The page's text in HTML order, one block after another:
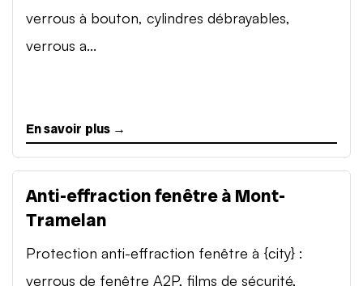
verrous à bouton, cylindres débrayables,
verrous a...
En savoir plus →
Anti-effraction fenêtre à Mont-
Tramelan
Protection anti-effraction fenêtre à {city} :
verrous de fenêtre A2P, films de sécurité,